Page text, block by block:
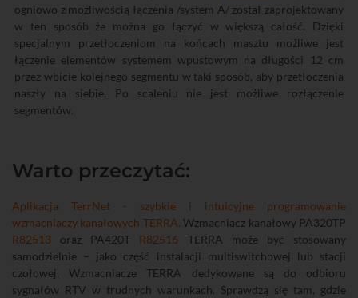
ogniowo z możliwością łączenia /system A/ został zaprojektowany
w ten sposób że można go łączyć w większą całość. Dzięki
specjalnym przetłoczeniom na końcach masztu możliwe jest
łączenie elementów systemem wpustowym na długości 12 cm
przez wbicie kolejnego segmentu w taki sposób, aby przetłoczenia
naszły na siebie. Po scaleniu nie jest możliwe rozłączenie
segmentów.
Warto przeczytać:
Aplikacja TerrNet - szybkie i intuicyjne programowanie
wzmacniaczy kanałowych TERRA. Wzmacniacz kanałowy PA320TP
R82513 oraz PA420T R82516 TERRA może być stosowany
samodzielnie – jako część instalacji multiswitchowej lub stacji
czołowej. Wzmacniacze TERRA dedykowane są do odbioru
sygnałów RTV w trudnych warunkach. Sprawdzą się tam, gdzie